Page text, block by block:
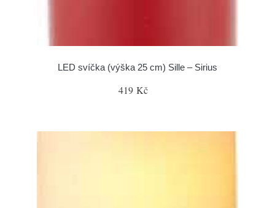
LED svíčka (výška 25 cm) Sille – Sirius
419 Kč